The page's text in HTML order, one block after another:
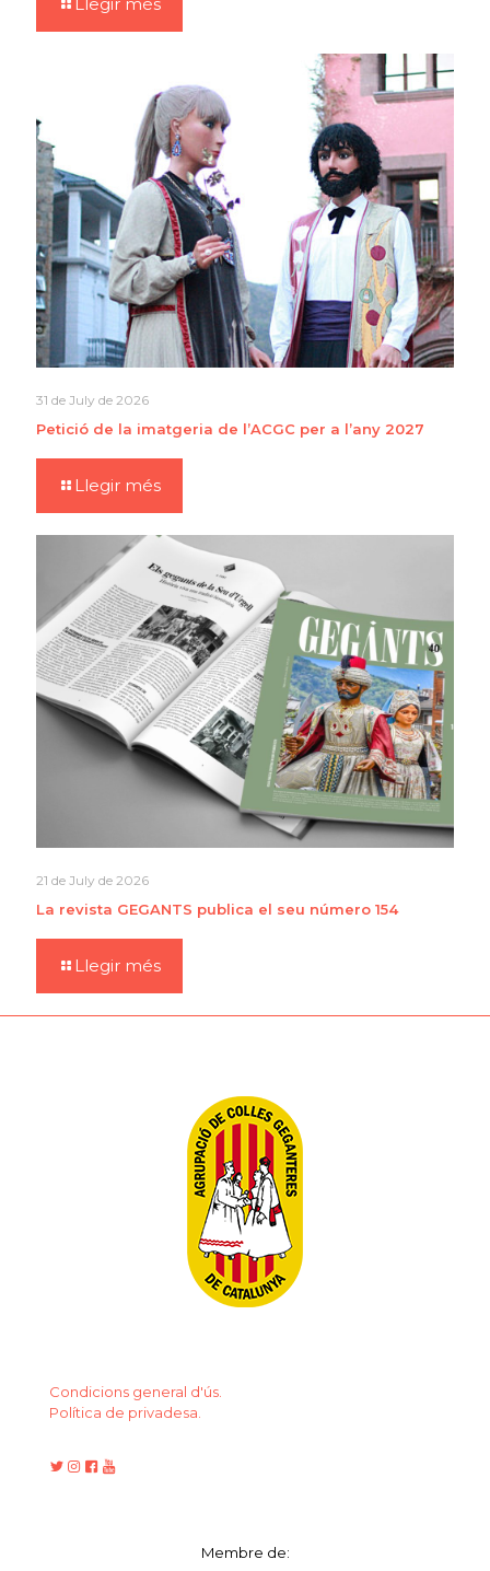
31 de July de 2026
Petició de la imatgeria de l’ACGC per a l’any 2027
Llegir més
21 de July de 2026
La revista GEGANTS publica el seu número 154
Llegir més
Condicions general d'ús.
Política de privadesa.
Membre de: